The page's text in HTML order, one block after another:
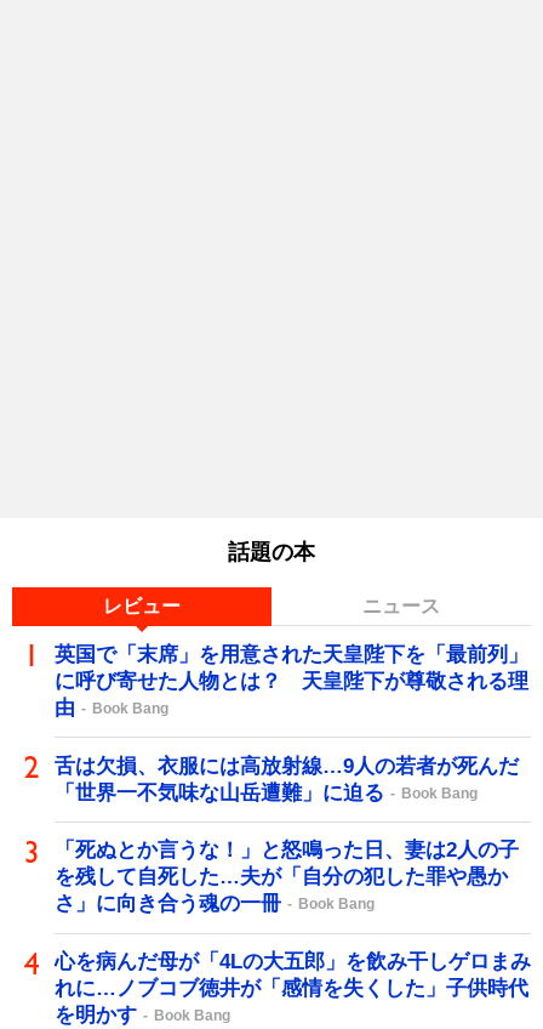
話題の本
レビュー ニュース
英国で「末席」を用意された天皇陛下を「最前列」
に呼び寄せた人物とは？ 天皇陛下が尊敬される理
由
Book Bang
舌は欠損、衣服には高放射線…9人の若者が死んだ
「世界一不気味な山岳遭難」に迫る
Book Bang
「死ぬとか言うな！」と怒鳴った日、妻は2人の子
を残して自死した…夫が「自分の犯した罪や愚か
さ」に向き合う魂の一冊
Book Bang
心を病んだ母が「4Lの大五郎」を飲み干しゲロまみ
れに…ノブコブ徳井が「感情を失くした」子供時代
を明かす
Book Bang